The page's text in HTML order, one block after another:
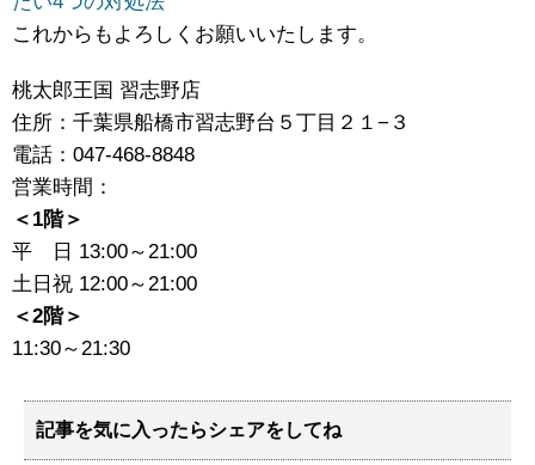
これからもよろしくお願いいたします。
桃太郎王国 習志野店
住所：千葉県船橋市習志野台５丁目２１−３
電話：047-468-8848
営業時間：
＜1階＞
平 日 13:00～21:00
土日祝 12:00～21:00
＜2階＞
11:30～21:30
記事を気に入ったらシェアをしてね